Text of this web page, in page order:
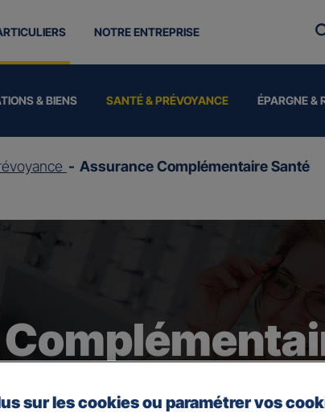
& BIENS SANTÉ & PRÉVOYANCE ÉPARGNE &
NOTRE ENTREPRISE
Assurance Complémentaire Santé
Santé Gan Assurances, que vous soyez
santé adaptée à vos besoins et votre
sur les cookies ou paramétrer vos